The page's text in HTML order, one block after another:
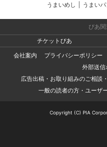
うまいめし
うまいパ
ぴあ
チケットぴあ
会社案内
プライバシーポリシー
外部送信
広告出稿・お取り組みのご相談
一般の読者の方・ユーザ
Copyright (C) PIA